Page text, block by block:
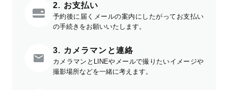
2. お支払い
予約後に届くメールの案内にしたがってお支払い
の手続きをお願いいたします。
3. カメラマンと連絡
カメラマンとLINEやメールで撮りたいイメージや
撮影場所などを一緒に考えます。